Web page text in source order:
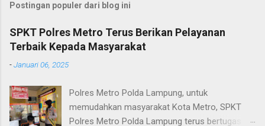
Postingan populer dari blog ini
SPKT Polres Metro Terus Berikan Pelayanan
Terbaik Kepada Masyarakat
-Januari 06, 2025
Polres Metro Polda Lampung, untuk
memudahkan masyarakat Kota Metro, SPKT
Polres Metro Polda Lampung terus bertugas